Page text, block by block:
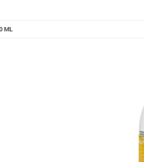
ML